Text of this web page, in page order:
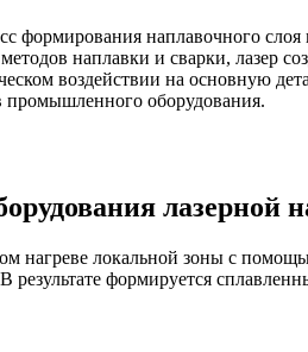
формирования наплавочного
наплавки и сварки, лазер
воздействии на основную
промышленного оборудования.
лазерной
нагреве локальной зоны с
результате формируется